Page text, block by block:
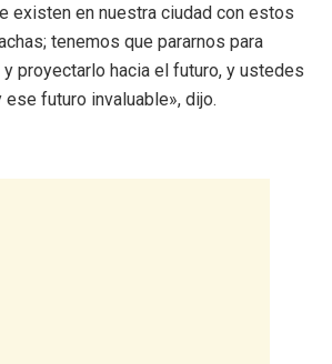
existen en nuestra ciudad con estos
tenemos que pararnos para
proyectarlo hacia el futuro, y ustedes
futuro invaluable», dijo.